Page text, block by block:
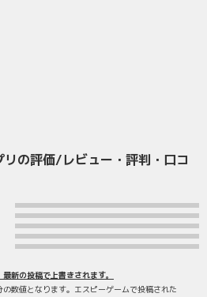
の評価/レビュー・評判・口コ
新の投稿で上書きされます。
数値となります。エスピーゲームで投稿された